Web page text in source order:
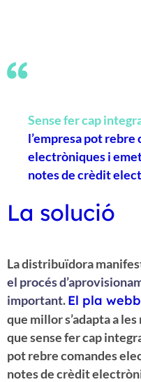
Sense fer cap
l’empresa pot rebre
electròniques i
notes de crèdit
La solució
La distribuïdora
el procés
important.El pla
que millor s’adapta a
que sense fer cap
pot rebre comandes
notes de crèdit